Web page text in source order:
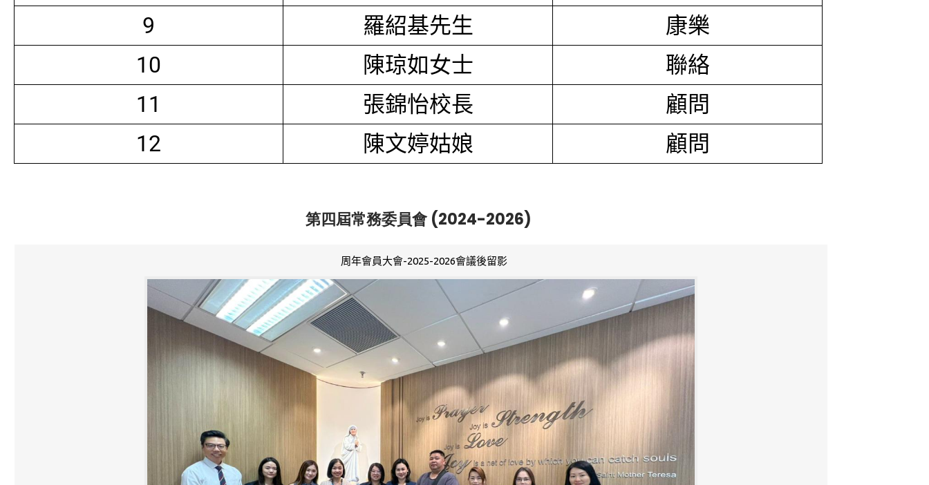
9
羅紹基先生
康樂
10
陳琼如女士
聯絡
11
張錦怡校長
顧問
12
陳文婷姑娘 顧問
第四屆常務委員會 (2024-2026)
周年會員大會-2025-2026會議後留影